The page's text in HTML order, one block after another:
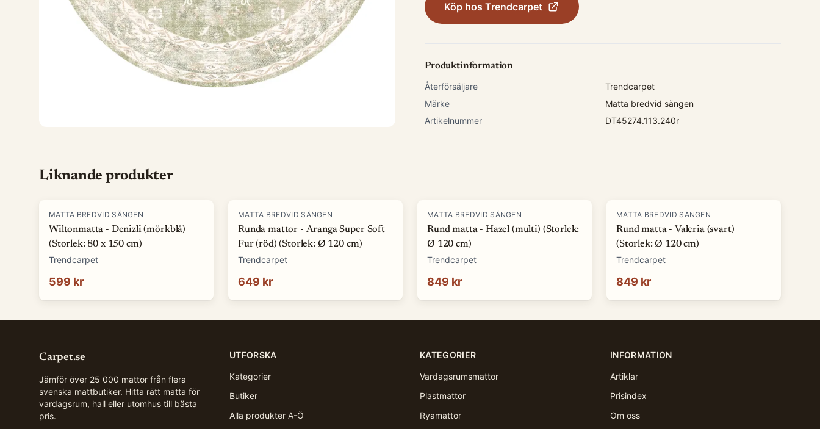
Köp hos Trendcarpet
Produktinformation
Återförsäljare
Trendcarpet
Märke
Matta bredvid sängen
Artikelnummer
DT45274.113.240r
Liknande produkter
MATTA BREDVID SÄNGEN
Wiltonmatta - Denizli (mörkblå)
(Storlek: 80 x 150 cm)
Trendcarpet
599 kr
MATTA BREDVID SÄNGEN
Runda mattor - Aranga Super Soft
Fur (röd) (Storlek: Ø 120 cm)
Trendcarpet
649 kr
MATTA BREDVID SÄNGEN
Rund matta - Hazel (multi) (Storlek:
Ø 120 cm)
Trendcarpet
849 kr
MATTA BREDVID SÄNGEN
Rund matta - Valeria (svart)
(Storlek: Ø 120 cm)
Trendcarpet
849 kr
Carpet.se
Jämför över 25 000 mattor från flera
svenska mattbutiker. Hitta rätt matta för
vardagsrum, hall eller utomhus till bästa
pris.
UTFORSKA
Kategorier
Butiker
Alla produkter A-Ö
KATEGORIER
Vardagsrumsmattor
Plastmattor
Ryamattor
INFORMATION
Artiklar
Prisindex
Om oss